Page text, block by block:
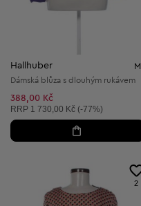
Hallhuber M
Dámská blůza s dlouhým rukávem
388,00 Kč
Doporučená cena:
RRP 1 730,00 Kč (-77%)
2